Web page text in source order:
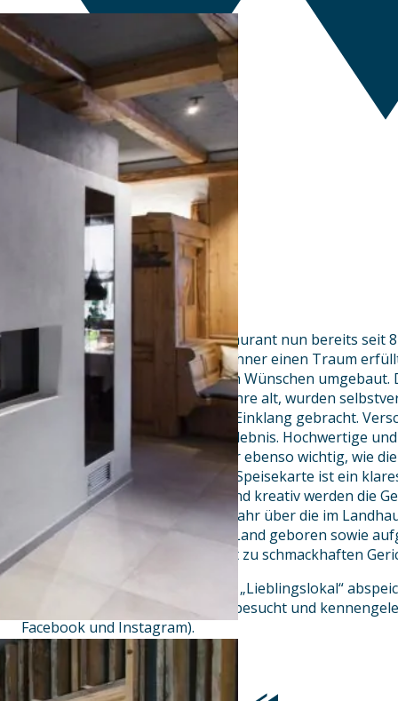
Andreas Kühner führt sein Restaurant nun bereits seit
März 2018 hat sich der junge Kühner einen Traum
nach 25 Jahren ganz nach seinen Wünschen
Holzelemente, teils bis zu 400 Jahre alt, wurden
klaren, modernen Elementen in Einklang gebracht.
machen den Besuch zu einem Erlebnis. Hochwertige
Materialien sind Andreas Kühner ebenso wichtig, wie
Regionalität seiner Speisen! Die Speisekarte ist ein
zur jeweiligen Jahreszeit! Jung und kreativ werden die
Hauptdarsteller sind das ganze Jahr über die im
Die Tiere sind im Wittelsbacher Land geboren sowie
von Kühner mit größter Sorgfalt zu schmackhaften
Eine Adresse, die man sich unter „Lieblingslokal“
sollte man auf jeden Fall einmal besucht und
Facebook und Instagram).